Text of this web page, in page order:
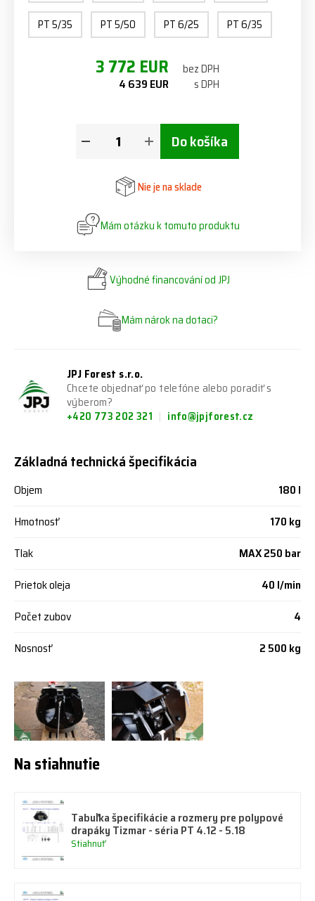
PT 5/35 PT 5/50 PT 6/25 PT 6/35
3 772 EUR bez DPH
4 639 EUR s DPH
Do košíka
Nie je na sklade
Mám otázku k tomuto produktu
Výhodné financování od JPJ
Mám nárok na dotaci?
JPJ Forest s.r.o.
Chcete objednať po telefóne alebo poradiť s
výberom?
+420 773 202 321
info@jpjforest.cz
Základná technická špecifikácia
Objem
180 l
Hmotnosť
170 kg
Tlak
MAX 250 bar
Prietok oleja
40 l/min
Počet zubov
4
Nosnosť
2 500 kg
Na stiahnutie
Tabuľka špecifikácie a rozmery pre polypové
drapáky Tizmar - séria PT 4.12 - 5.18
Stiahnuť